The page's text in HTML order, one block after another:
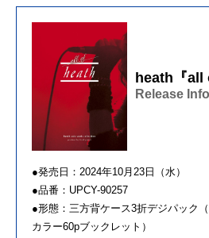
heath『all
Release
●発売日：2024年10月23日（水）
●品番：UPCY-90257
●形態：三方背ケース3折デジパック
カラー60pブックレット）